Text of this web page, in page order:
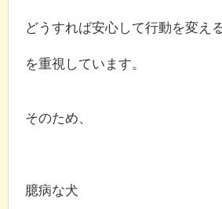
どうすれば安心して行動を変え
を重視しています。
そのため、
臆病な犬